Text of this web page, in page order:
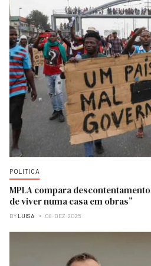
POLITICA
MPLA compara
de viver numa casa em obras”
BY LUISA 08-DEZ-2025